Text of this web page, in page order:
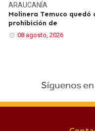
ARAUCANÍA
Molinera Temuco quedó
prohibición de
08 agosto, 2026